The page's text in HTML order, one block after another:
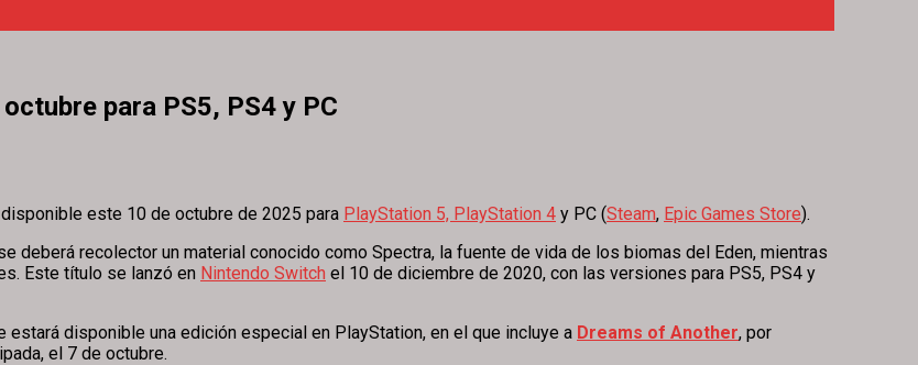
para PS5, PS4 y PC
este 10 de octubre de 2025 para PlayStation 5, PlayStation 4 y PC (Steam, Epic Games Store).
deberá recolector un material conocido como Spectra, la fuente de vida de los biomas del Eden, mientras
Este título se lanzó en Nintendo Switch el 10 de diciembre de 2020, con las versiones para PS5, PS4 y
disponible una edición especial en PlayStation, en el que incluye a Dreams of Another, por
el 7 de octubre.